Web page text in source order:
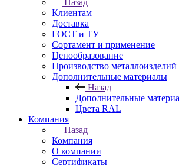
Назад
Клиентам
Доставка
ГОСТ и ТУ
Сортамент и применение
Ценообразование
Производство металлоизделий
Дополнительные материалы
Назад
Дополнительные
Цвета RAL
Компания
Назад
Компания
О компании
Сертификаты